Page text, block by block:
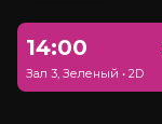
14:00
Зал 3, Зеленый • 2D